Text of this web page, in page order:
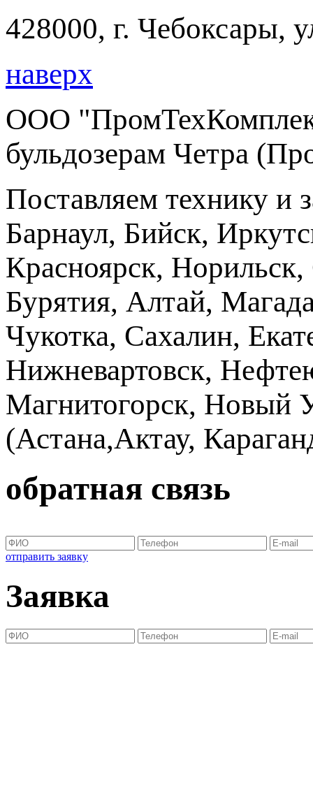
428000, г. Чебоксары,
наверх
ООО
бульдозерам Четра
Поставляем технику и
Барнаул, Бийск,
Красноярск,
Бурятия, Алтай,
Чукотка, Сахалин,
Нижневартовск,
Магнитогорск, Новый
(Астана,Актау,
обратная связь
отправить заявку
Заявка